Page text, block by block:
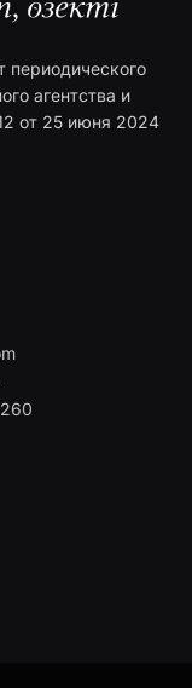
периодического
агентства и
от 25 июня 2024